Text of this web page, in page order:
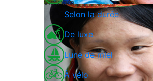
Selon la durée
De luxe
Lune de miel
À vélo